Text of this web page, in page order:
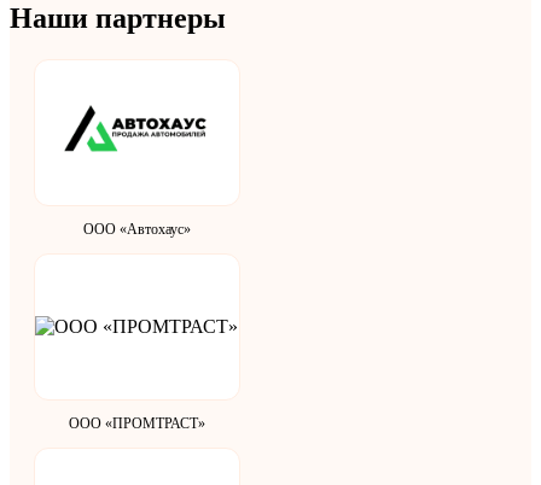
Наши партнеры
ООО «Автохаус»
ООО «ПРОМТРАСТ»